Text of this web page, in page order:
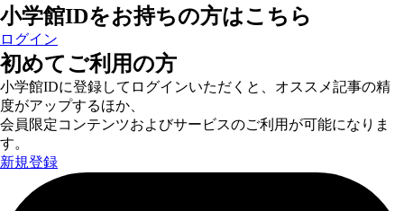
小学館IDをお持ちの方はこちら
ログイン
初めてご利用の方
小学館IDに登録してログインいただくと、オススメ記事の精
度がアップするほか、
会員限定コンテンツおよびサービスのご利用が可能になりま
す。
新規登録